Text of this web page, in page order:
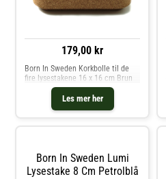
179,00 kr
Les mer her
Born In Sweden Korkbolle til de
fire lysestakene 16 x 16 cm Brun
Born In Sweden Lumi
Lysestake 8 Cm Petrolblå